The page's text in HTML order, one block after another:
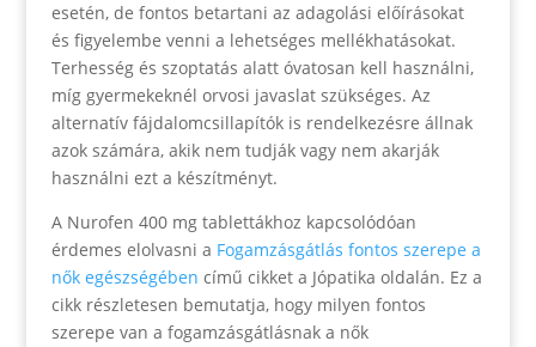
esetén, de fontos betartani az adagolási előírásokat
és figyelembe venni a lehetséges mellékhatásokat.
Terhesség és szoptatás alatt óvatosan kell használni,
míg gyermekeknél orvosi javaslat szükséges. Az
alternatív fájdalomcsillapítók is rendelkezésre állnak
azok számára, akik nem tudják vagy nem akarják
használni ezt a készítményt.
A Nurofen 400 mg tablettákhoz kapcsolódóan
érdemes elolvasni a Fogamzásgátlás fontos szerepe a
nők egészségében című cikket a Jópatika oldalán. Ez a
cikk részletesen bemutatja, hogy milyen fontos
szerepe van a fogamzásgátlásnak a nők